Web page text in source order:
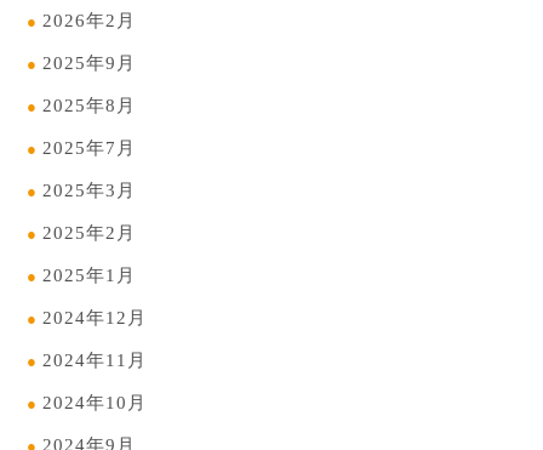
2026年2月
2025年9月
2025年8月
2025年7月
2025年3月
2025年2月
2025年1月
2024年12月
2024年11月
2024年10月
2024年9月